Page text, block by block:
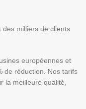
des milliers de clients
européennes et
de réduction. Nos tarifs
la meilleure qualité,